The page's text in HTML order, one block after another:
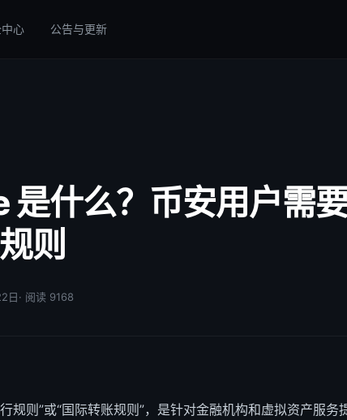
心 公告与更新
是什么？币安用户需
则
日· 阅读 9168
规则”或“国际转账规则”，是针对金融机构和虚拟资产服务